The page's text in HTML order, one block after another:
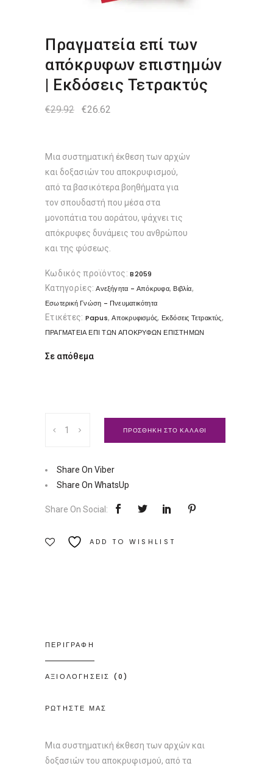
Πραγματεία επί των
απόκρυφων επιστημών
| Εκδόσεις Τετρακτύς
€29.92
Original
€26.62
Μια συστηματική έκθεση των αρχών
και δοξασιών του αποκρυφισμού,
από τα βασικότερα βοηθήματα για
τον σπουδαστή που μέσα στα
μονοπάτια του αοράτου, ψάχνει τις
απόκρυφες δυνάμεις του ανθρώπου
και της φύσεως.
Κωδικός προϊόντος:B2059
Κατηγορίες:Ανεξήγητα - Απόκρυφα, Βιβλία,
Εσωτερική Γνώση - Πνευματικότητα
Ετικέτες: Papus,Αποκρυφισμός, Εκδόσεις Τετρακτύς,
ΠΡΑΓΜΑΤΕΙΑ ΕΠΙ ΤΩΝ ΑΠΟΚΡΥΦΩΝ ΕΠΙΣΤΗΜΩΝ
Σε απόθεμα
επί
απόκρυφων
επιστημών
Εκδόσεις
Ποσότητα
ΠΡΟΣΘΗΚΗ ΣΤΟ ΚΑΛΑΘΙ
Share On Viber
Share On WhatsUp
Share On Social:
ADD TO WISHLIST
ΠΕΡΙΓΡΑΦΗ
ΑΞΙΟΛΟΓΗΣΕΙΣ (0)
ΡΩΤΗΣΤΕ ΜΑΣ
Μια συστηματική έκθεση των αρχών και
δοξασιών του αποκρυφισμού, από τα